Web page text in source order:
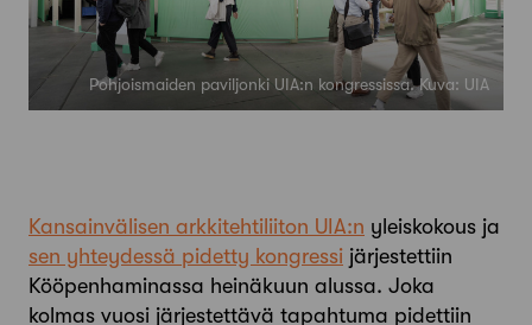
Pohjoismaiden paviljonki UIA:n kongressissa. Kuva: UIA
Kansainvälisen arkkitehtiliiton UIA:n yleiskokous ja
sen yhteydessä pidetty kongressi järjestettiin
Kööpenhaminassa heinäkuun alussa. Joka
kolmas vuosi järjestettävä tapahtuma pidettiin